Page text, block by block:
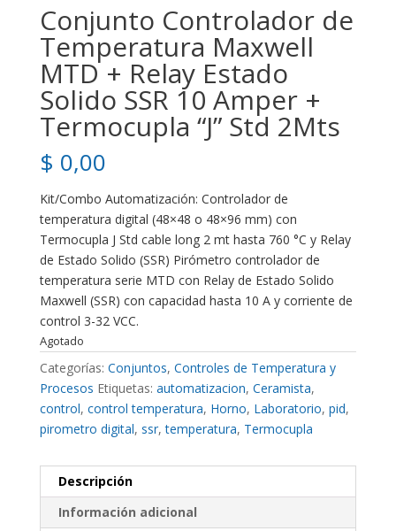
Conjunto Controlador de
Temperatura Maxwell
MTD + Relay Estado
Solido SSR 10 Amper +
Termocupla “J” Std 2Mts
$ 0,00
Kit/Combo Automatización: Controlador de
temperatura digital (48×48 o 48×96 mm) con
Termocupla J Std cable long 2 mt hasta 760 °C y Relay
de Estado Solido (SSR) Pirómetro controlador de
temperatura serie MTD con Relay de Estado Solido
Maxwell (SSR) con capacidad hasta 10 A y corriente de
control 3-32 VCC.
Agotado
Categorías: Conjuntos, Controles de Temperatura y
Procesos Etiquetas: automatizacion, Ceramista,
control, control temperatura, Horno, Laboratorio, pid,
pirometro digital, ssr,temperatura, Termocupla
Descripción
Información adicional